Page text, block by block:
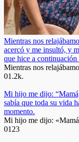
Mientras nos
acercó y me insultó, y
que hice a
Mientras nos
01.2k.
Mi hijo me dijo:
sabía que toda su vida
momento.
Mi hijo me dijo:
0123